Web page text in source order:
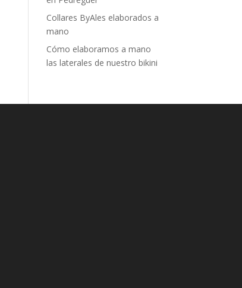
Collares ByAles elaborados a
mano
Cómo elaboramos a mano
las laterales de nuestro bikini